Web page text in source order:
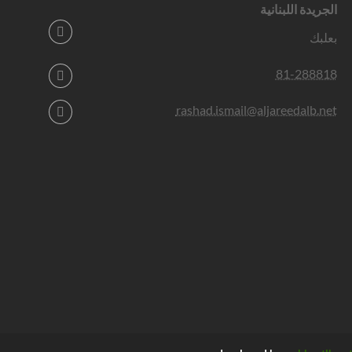
الجريدة اللبنانية
بعلبك
81-288818
rashad.ismail@aljareedalb.net